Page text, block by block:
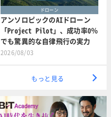
ドローン
アンソロピックのAIドローン
「Project Pilot」、成功率0％
でも驚異的な自律飛行の実力
2026/08/03
もっと見る